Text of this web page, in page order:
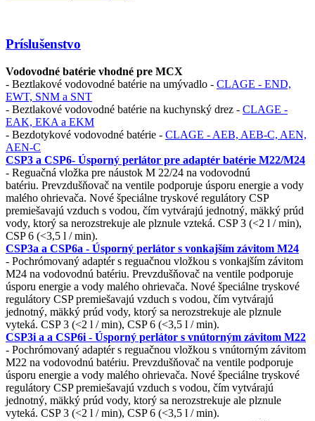
Príslušenstvo
Vodovodné batérie vhodné pre MCX
- Beztlakové vodovodné batérie na umývadlo - CLAGE - END,
EWT, SNM a SNT
- Beztlakové vodovodné batérie na kuchynský drez - CLAGE -
EAK, EKA a EKM
- Bezdotykové vodovodné batérie - CLAGE - AEB, AEB-C, AEN,
AEN-C
CSP3 a CSP6- Úsporný perlátor pre adaptér batérie M22/M24
- Reguačná vložka pre náustok M 22/24 na vodovodnú
batériu. Prevzdušňovač na ventile podporuje úsporu energie a vody
malého ohrievača. Nové špeciálne tryskové regulátory CSP
premiešavajú vzduch s vodou, čím vytvárajú jednotný, mäkký prúd
vody, ktorý sa nerozstrekuje ale plznule vzteká. CSP 3 (<2 l / min),
CSP 6 (<3,5 l / min).
CSP3a a CSP6a - Úsporný perlátor s vonkajším závitom M24
- Pochrómovaný adaptér s reguačnou vložkou s vonkajším závitom
M24 na vodovodnú batériu. Prevzdušňovač na ventile podporuje
úsporu energie a vody malého ohrievača. Nové špeciálne tryskové
regulátory CSP premiešavajú vzduch s vodou, čím vytvárajú
jednotný, mäkký prúd vody, ktorý sa nerozstrekuje ale plznule
vyteká. CSP 3 (<2 l / min), CSP 6 (<3,5 l / min).
CSP3i a a CSP6i - Úsporný perlátor s vnútorným závitom M22
- Pochrómovaný adaptér s reguačnou vložkou s vnútorným závitom
M22 na vodovodnú batériu. Prevzdušňovač na ventile podporuje
úsporu energie a vody malého ohrievača. Nové špeciálne tryskové
regulátory CSP premiešavajú vzduch s vodou, čím vytvárajú
jednotný, mäkký prúd vody, ktorý sa nerozstrekuje ale plznule
vyteká. CSP 3 (<2 l / min), CSP 6 (<3,5 l / min).